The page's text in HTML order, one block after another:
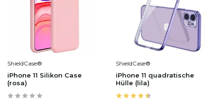
ShieldCase®
iPhone 11 Silikon Case
(rosa)
ShieldCase®
iPhone 11 quadratische
Hülle (lila)